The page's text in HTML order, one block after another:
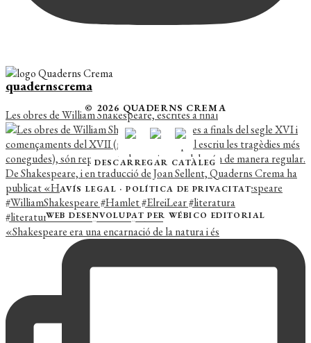
quadernscrema
Les obres de William Shakespeare, escrites a final
«Shakespeare era una encarnació de la natura i és
© 2026 QUADERNS CREMA
DESCARREGAR CATÀLEG
AVÍS LEGAL ·POLÍTICA DE PRIVACITAT
WEB DESENVOLUPAT PER WÉBICO EDITORIAL